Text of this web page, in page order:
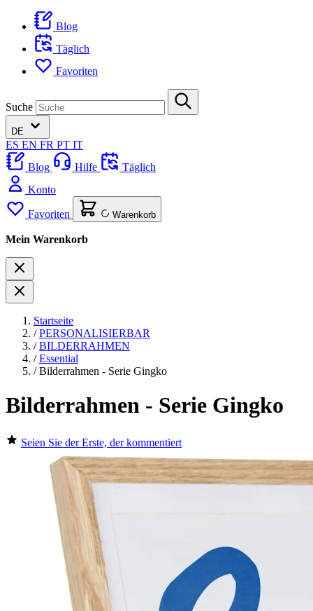
Blog
Täglich
Favoriten
Suche
DE
ES EN FR PT IT
Blog
Hilfe
Täglich
Konto
Favoriten Warenkorb
Mein Warenkorb
Startseite
/ PERSONALISIERBAR
/ BILDERRAHMEN
/ Essential
/ Bilderrahmen - Serie Gingko
Bilderrahmen - Serie Gingko
Seien Sie der Erste, der kommentiert